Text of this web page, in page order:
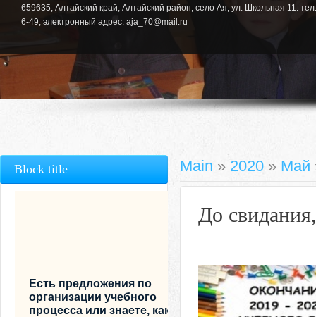
659635, Алтайский край, Алтайский район, село Ая, ул. Школьная 11.
6-49, электронный адрес: aja_70@mail.ru
Main » 2020 » Май
До
Block title
Есть предложения по
организации учебного
процесса или знаете, как